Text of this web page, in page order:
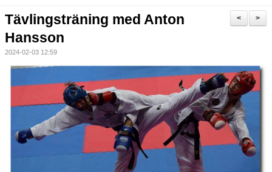
>
<
Tävlingsträning med Anton
Hansson
2024-02-03 12:59